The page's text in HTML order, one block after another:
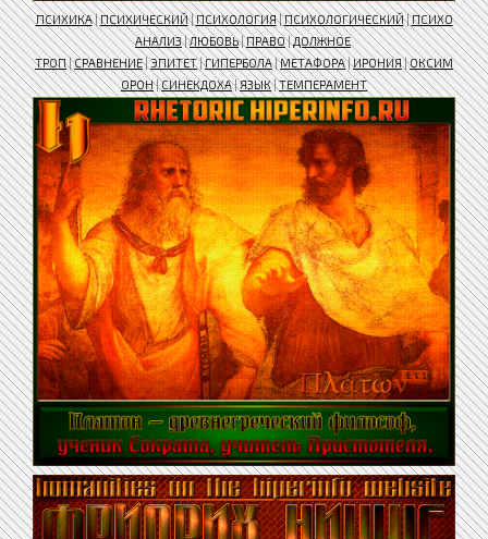
ПСИХИКА|ПСИХИЧЕСКИЙ|ПСИХОЛОГИЯ|ПСИХОЛОГИЧЕСКИЙ|ПСИХО
АНАЛИЗ|ЛЮБОВЬ|ПРАВО|ДОЛЖНОЕ
ТРОП|СРАВНЕНИЕ|ЭПИТЕТ|ГИПЕРБОЛА|МЕТАФОРА|ИРОНИЯ|ОКСИМ
ОРОН|СИНЕКДОХА|ЯЗЫК|ТЕМПЕРАМЕНТ